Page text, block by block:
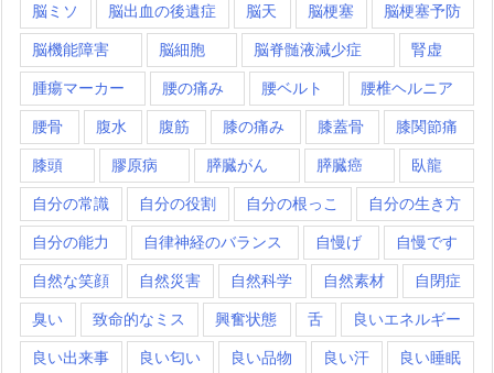
脳ミソ 脳出血の後遺症 脳天 脳梗塞 脳梗塞予防
脳機能障害 脳細胞 脳脊髄液減少症 腎虚
腫瘍マーカー 腰の痛み 腰ベルト 腰椎ヘルニア
腰骨 腹水 腹筋 膝の痛み 膝蓋骨 膝関節痛
膝頭 膠原病 膵臓がん 膵臓癌 臥龍
自分の常識 自分の役割 自分の根っこ 自分の生き方
自分の能力 自律神経のバランス 自慢げ 自慢です
自然な笑顔 自然災害 自然科学 自然素材 自閉症
臭い 致命的なミス 興奮状態 舌 良いエネルギー
良い出来事 良い匂い 良い品物 良い汗 良い睡眠